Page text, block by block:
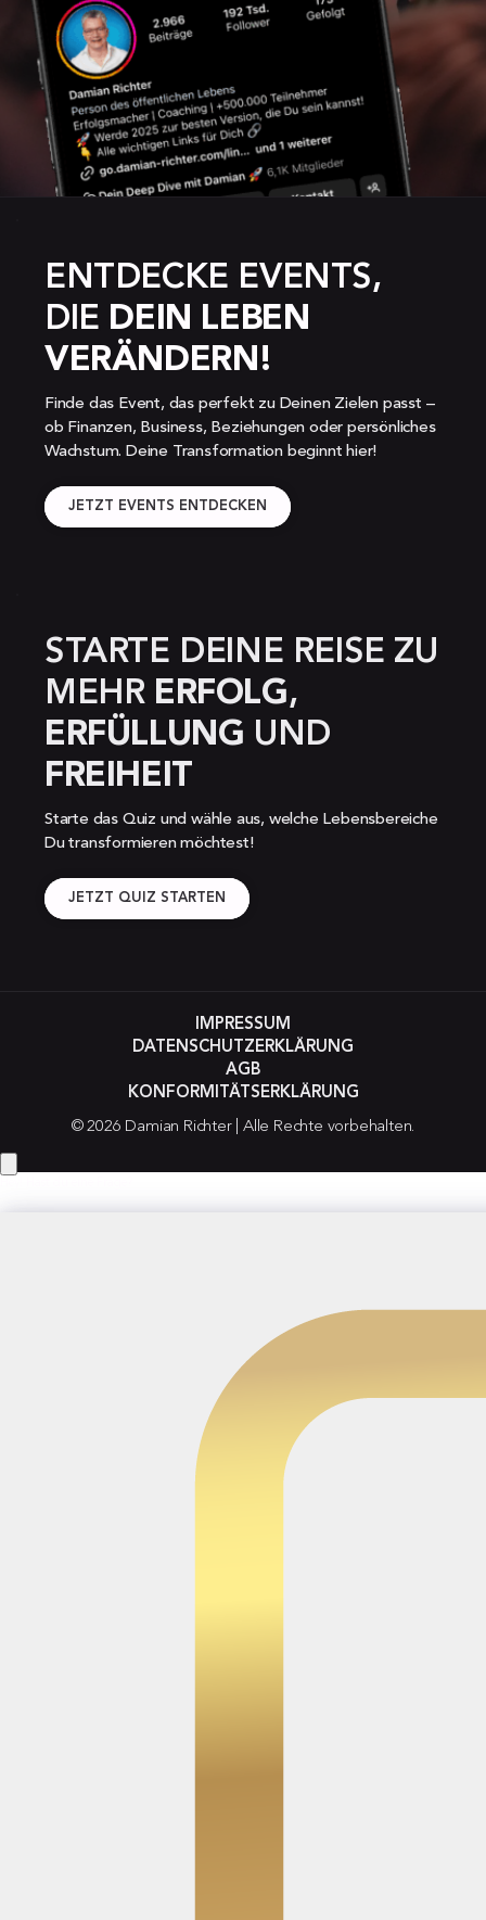
ENTDECKE EVENTS,
DIE DEIN LEBEN
VERÄNDERN!
Finde das Event, das perfekt zu Deinen Zielen passt –
ob Finanzen, Business, Beziehungen oder persönliches
Wachstum. Deine Transformation beginnt hier!
JETZT EVENTS ENTDECKEN
STARTE DEINE REISE ZU
MEHR ERFOLG
ERFÜLLUNG
FREIHEIT
Starte das Quiz und wähle aus, welche Lebensbereiche
Du transformieren möchtest!
JETZT QUIZ STARTEN
© 2026 Damian Richter | Alle Rechte vorbehalten.
IMPRESSUM
DATENSCHUTZERKLÄRUNG
AGB
KONFORMITÄTSERKLÄRUNG